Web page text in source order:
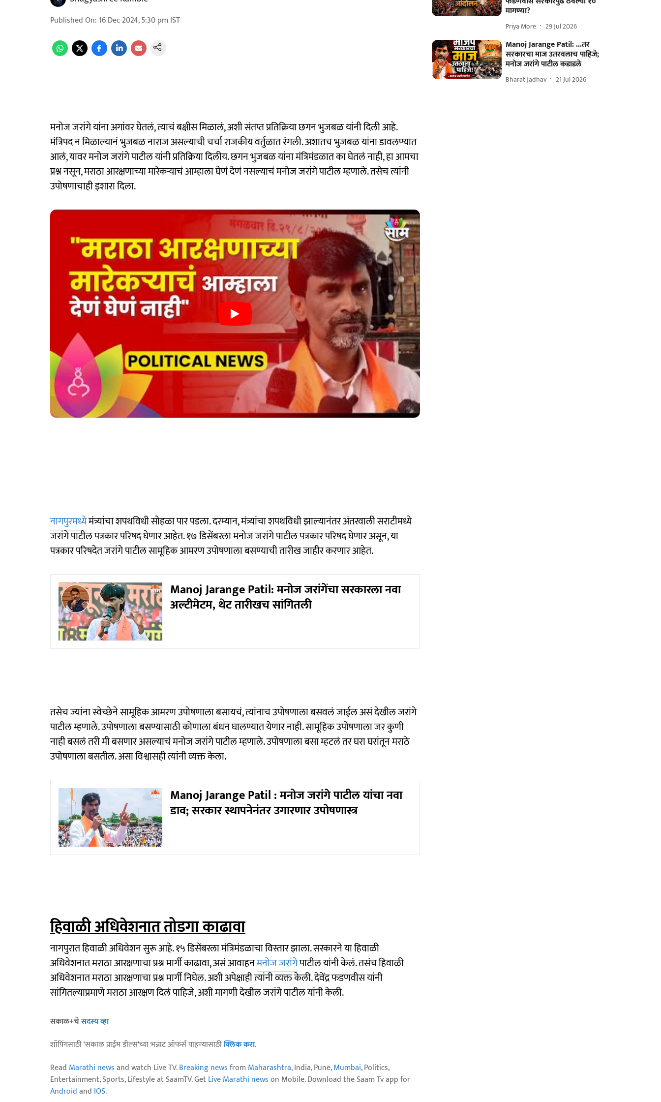
Published On: 16 Dec 2024, 5:30 pm IST
मनोज जरांगे यांना अगांवर घेतलं, त्याचं बक्षीस मिळालं, अशी संतप्त प्रतिक्रिया छगन भुजबळ यांनी दिली आहे.
मंत्रिपद न मिळाल्यानं भुजबळ नाराज असल्याची चर्चा राजकीय वर्तुळात रंगली. अशातच भुजबळ यांना डावलण्यात
आलं, यावर मनोज जरांगे पाटील यांनी प्रतिक्रिया दिलीय. छगन भुजबळ यांना मंत्रिमंडळात का घेतलं नाही, हा आमचा
प्रश्न नसून, मराठा आरक्षणाच्या मारेकऱ्याचं आम्हाला घेणं देणं नसल्याचं मनोज जरांगे पाटील म्हणाले. तसेच त्यांनी
उपोषणाचाही इशारा दिला.
नागपुरमध्येमंत्र्यांचा शपथविधी सोहळा पार पडला. दरम्यान, मंत्र्यांचा शपथविधी झाल्यानंतर अंतरवाली सराटीमध्ये
जरांगे पाटील पत्रकार परिषद घेणार आहेत. १७ डिसेंबरला मनोज जरांगे पाटील पत्रकार परिषद घेणार असून, या
पत्रकार परिषदेत जरांगे पाटील सामूहिक आमरण उपोषणाला बसण्याची तारीख जाहीर करणार आहेत.
Manoj Jarange Patil: मनोज जरांगेंचा सरकारला नवा
अल्टीमेटम, थेट तारीखच सांगितली
तसेच ज्यांना स्वेच्छेने सामूहिक आमरण उपोषणाला बसायचं, त्यांनाच उपोषणाला बसवलं जाईल असं देखील जरांगे
पाटील म्हणाले. उपोषणाला बसण्यासाठी कोणाला बंधन घालण्यात येणार नाही. सामूहिक उपोषणाला जर कुणी
नाही बसलं तरी मी बसणार असल्याचं मनोज जरांगे पाटील म्हणाले. उपोषणाला बसा म्हटलं तर घरा घरांतून मराठे
उपोषणाला बसतील. असा विश्वासही त्यांनी व्यक्त केला.
Manoj Jarange Patil : मनोज जरांगे पाटील यांचा नवा
डाव; सरकार स्थापनेनंतर उगारणार उपोषणास्त्र
हिवाळी अधिवेशनात तोडगा काढावा
नागपुरात हिवाळी अधिवेशन सुरू आहे. १५ डिसेंबरला मंत्रिमंडळाचा विस्तार झाला. सरकारने या हिवाळी
अधिवेशनात मराठा आरक्षणाचा प्रश्न मार्गी काढावा, असं आवाहनमनोज जरांगेपाटील यांनी केलं. तसंच हिवाळी
अधिवेशनात मराठा आरक्षणाचा प्रश्न मार्गी निघेल. अशी अपेक्षाही त्यांनी व्यक्त केली. देवेंद्र फडणवीस यांनी
सांगितल्याप्रमाणे मराठा आरक्षण दिलं पाहिजे, अशी मागणी देखील जरांगे पाटील यांनी केली.
सकाळ+चेसदस्य व्हा
शॉपिंगसाठी 'सकाळ प्राईम डील्स'च्या भन्नाट ऑफर्स पाहण्यासाठीक्लिक करा.
Read Marathi newsand watch Live TV.Breaking newsfrom Maharashtra, India, Pune,Mumbai, Politics,
Entertainment, Sports, Lifestyle at SaamTV. GetLive Marathi newson Mobile. Download the Saam Tv app for
Androidand IOS.
मागण्या?
Priya More 29 Jul 2026
Manoj Jarange Patil: ...तर
सरकारचा माज उतरवलाच पाहिजे;
मनोज जरांगे पाटील कडाडले
Bharat Jadhav 21 Jul 2026